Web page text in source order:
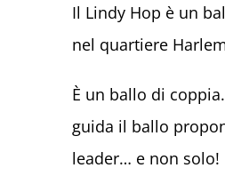
Il Lindy Hop è un
nel quartiere
È un ballo di
guida il ballo
leader… e non solo!